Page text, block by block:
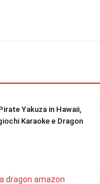
Yakuza in Hawaii,
Karaoke e Dragon